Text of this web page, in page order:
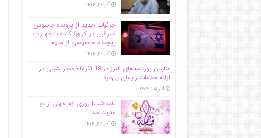
آذر ۲۶, ۱۴۰۴
جزئیات جدید از پرونده جاسوس
اسرائیل در کرج/‌ کشف تجهیزات
پیچیده جاسوسی از متهم
آذر ۲۶, ۱۴۰۴
عناوین روزنامه‌های البرز در ‌18 آذرماه/صدرنشینی در
ارائه خدمات زایمان بی‌درد
آذر ۲۵, ۱۴۰۴
یادداشت| روزی که جهان از نو
متولد شد
آذر ۲۵, ۱۴۰۴